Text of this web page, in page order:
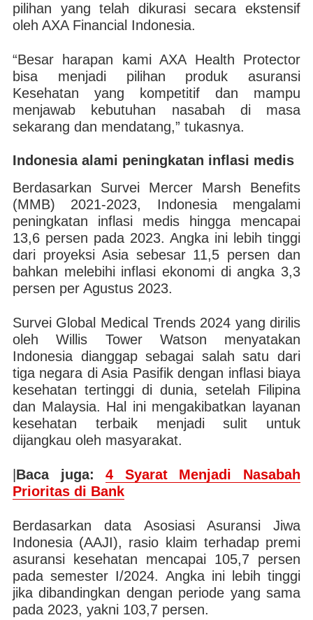
pilihan yang telah dikurasi secara ekstensif
oleh AXA Financial Indonesia.
“Besar harapan kami AXA Health Protector
bisa menjadi pilihan produk asuransi
Kesehatan yang kompetitif dan mampu
menjawab kebutuhan nasabah di masa
sekarang dan mendatang,” tukasnya.
Indonesia alami peningkatan inflasi medis
Berdasarkan Survei Mercer Marsh Benefits
(MMB) 2021-2023, Indonesia mengalami
peningkatan inflasi medis hingga mencapai
13,6 persen pada 2023. Angka ini lebih tinggi
dari proyeksi Asia sebesar 11,5 persen dan
bahkan melebihi inflasi ekonomi di angka 3,3
persen per Agustus 2023.
Survei Global Medical Trends 2024 yang dirilis
oleh Willis Tower Watson menyatakan
Indonesia dianggap sebagai salah satu dari
tiga negara di Asia Pasifik dengan inflasi biaya
kesehatan tertinggi di dunia, setelah Filipina
dan Malaysia. Hal ini mengakibatkan layanan
kesehatan terbaik menjadi sulit untuk
dijangkau oleh masyarakat.
Baca juga:4 Syarat Menjadi Nasabah
Prioritas di Bank
Berdasarkan data Asosiasi Asuransi Jiwa
Indonesia (AAJI), rasio klaim terhadap premi
asuransi kesehatan mencapai 105,7 persen
pada semester I/2024. Angka ini lebih tinggi
jika dibandingkan dengan periode yang sama
pada 2023, yakni 103,7 persen.